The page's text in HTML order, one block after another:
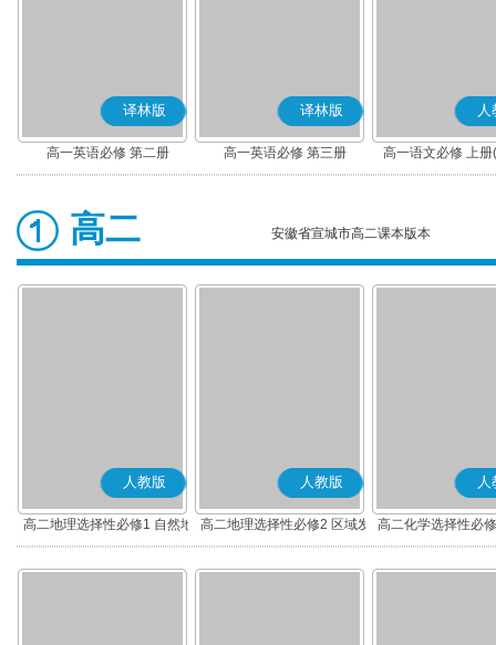
译林版
高一英语必修 第二册
译林版
高一英语必修 第三册
人
高一语文必修 上
高二 安徽省宣城市高二课本版本
人教版
高二地理选择性必修1 自然地
理基础
人教版
高二地理选择性必修2 区域发
展
人
高二化学选择性必
应原理